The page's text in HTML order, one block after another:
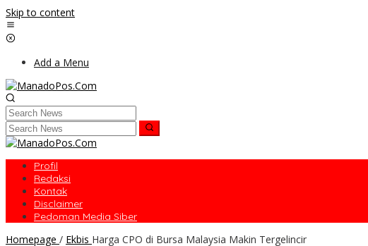
Skip to content
Add a Menu
Profil
Redaksi
Kontak
Disclaimer
Pedoman Media Siber
Homepage / Ekbis Harga CPO di Bursa Malaysia Makin Tergelincir